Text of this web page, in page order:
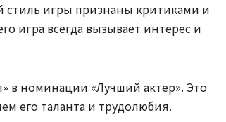
стиль игры признаны критиками и
игра всегда вызывает интерес и
в номинации «Лучший актер». Это
его таланта и трудолюбия.